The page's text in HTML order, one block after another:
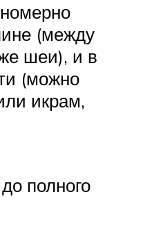
(между
шеи), и в
(можно
икрам,
полного